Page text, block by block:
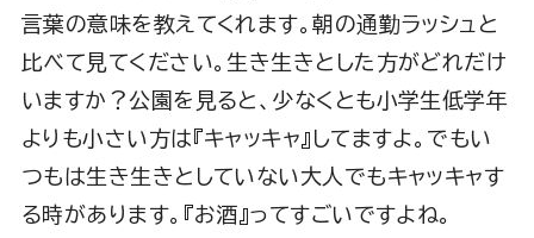
言葉の意味を教えてくれます。朝の通勤ラッシュと
比べて見てください。生き生きとした方がどれだけ
いますか？公園を見ると、少なくとも小学生低学年
よりも小さい方は『キャッキャ』してますよ。でもい
つもは生き生きとしていない大人でもキャッキャす
る時があります。『お酒』ってすごいですよね。